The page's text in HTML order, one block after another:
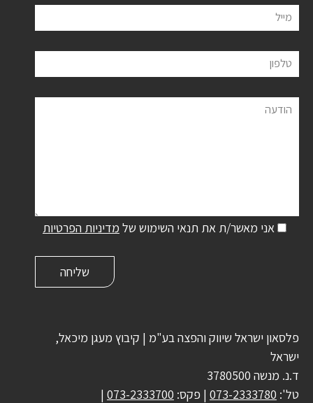
מייל
טלפון
הודעה
אני מאשר/ת את תנאי השימוש של מדיניות הפרטיות
פלסאון ישראל שיווק והפצה בע"מ | קיבוץ מעגן מיכאל,
ישראל
ד.נ. מנשה 3780500
טל': 073-2333780 | פקס: 073-2333700
|